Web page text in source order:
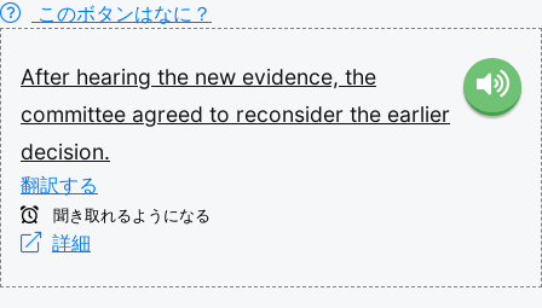
このボタンはなに？
After hearing the new evidence, the
committee agreed to reconsider the earlier
decision.
翻訳する
聞き取れるようになる
詳細